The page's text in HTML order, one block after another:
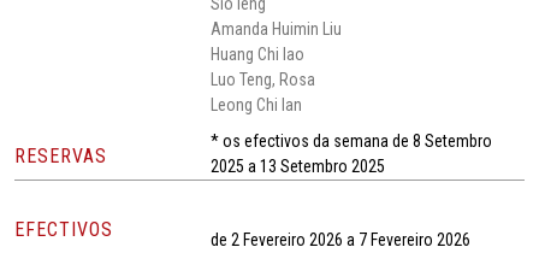
Sio Ieng
Amanda Huimin Liu
Huang Chi Iao
Luo Teng, Rosa
Leong Chi Ian
RESERVAS
* os efectivos da semana de 8 Setembro
2025 a 13 Setembro 2025
EFECTIVOS
de 2 Fevereiro 2026 a 7 Fevereiro 2026